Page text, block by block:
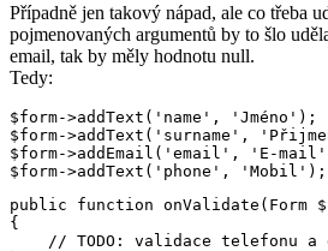
Případně jen takový nápad, ale co třeba
pojmenovaných argumentů by to šlo
email, tak by měly hodnotu null.
Tedy:
$form->addText('name', 'Jméno');
$form->addText('surname',
$form->addEmail('email', 'E-
public function
{
// TODO: validace telefonu a